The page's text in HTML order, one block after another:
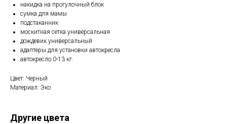
накидка на прогулочный блок
сумка для мамы
подстаканник
москитная сетка универсальная
дождевик универсальный
адаптеры для установки автокресла
автокресло 0-13 кг.
Цвет: Черный
Материал: Эко
Другие цвета